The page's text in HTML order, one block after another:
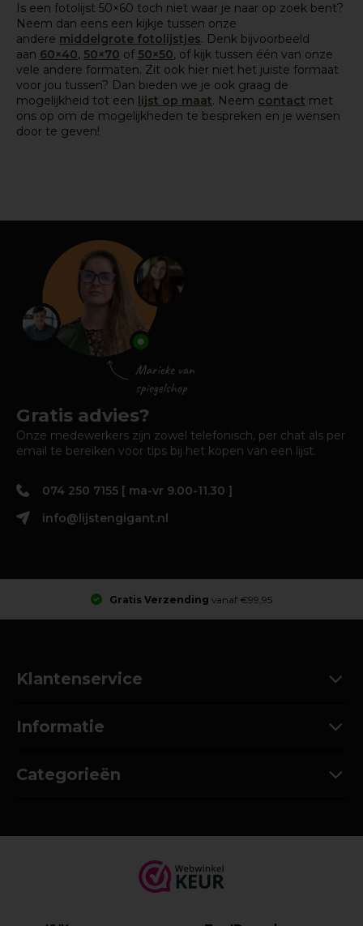
Is een fotolijst 50×60 toch niet waar je naar op zoek bent?
Neem dan eens een kijkje tussen onze
andere middelgrote fotolijstjes. Denk bijvoorbeeld
aan 60×40, 50×70 of 50×50, of kijk tussen één van onze
vele andere formaten. Zit ook hier niet het juiste formaat
voor jou tussen? Dan bieden we je ook graag de
mogelijkheid tot een lijst op maat. Neem contact met
ons op om de mogelijkheden te bespreken en je wensen
door te geven!
Gratis advies?
Onze medewerkers zijn zowel telefonisch, per chat als per
email te bereiken voor tips bij het kopen van een lijst.
074 250 7155 [ ma-vr 9.00-11.30 ]
info@lijstengigant.nl
Gratis Verzending vanaf €99,95
Klantenservice
Informatie
Categorieën